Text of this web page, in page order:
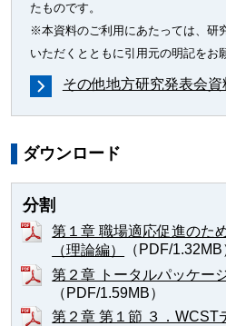
たものです。
※本資料のご利用にあたっては、研
いただくとともに引用元の明記をお
その他地方研究発表会資
ダウンロード
分割
第１章 職場適応促進のた
（理論編）
（PDF/1.32MB
第２章 トータルパッケー
（PDF/1.59MB）
第２章 第１節 ３．WCST